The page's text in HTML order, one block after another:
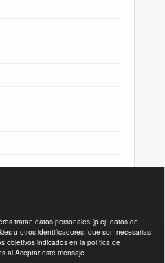
tratan datos personales (p.ej. datos de
u otros identificadores, que son necesarias
objetivos indicados en la política de
al Aceptar este mensaje.